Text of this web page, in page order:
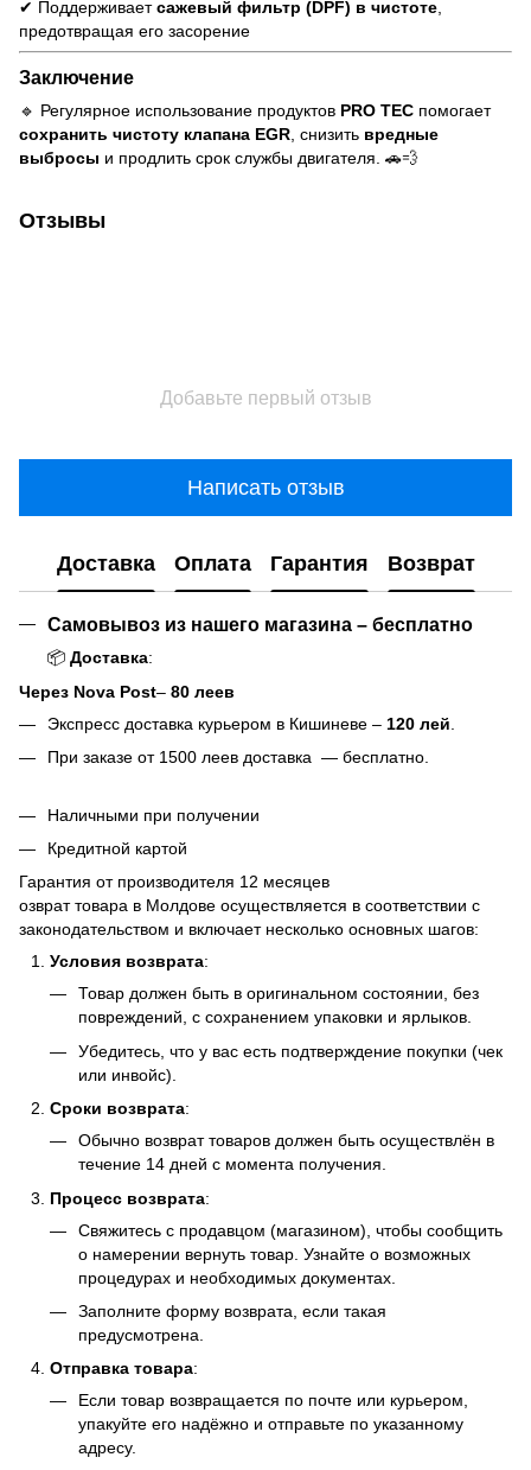
✔ Поддерживаетсажевый фильтр (DPF) в чистоте
предотвращая его засорение
Заключение
🔹 Регулярное использование продуктов PRO TEC помогает
сохранить чистоту клапана EGR, снизить вредные
выбросы и продлить срок службы двигателя. 🚗💨
Отзывы
Добавьте первый отзыв
Написать отзыв
Доставка Оплата Гарантия Возврат
Самовывоз из нашего магазина – бесплатно
📦 Доставка:
Через Nova Post– 80 леев
Экспресс доставка курьером в Кишиневе – 120 лей
При заказе от 1500 леев доставка — бесплатно.
Наличными при получении
Кредитной картой
Гарантия от производителя 12 месяцев
озврат товара в Молдове осуществляется в соответствии с
законодательством и включает несколько основных шагов:
Условия возврата:
Товар должен быть в оригинальном состоянии, без
повреждений, с сохранением упаковки и ярлыков.
Убедитесь, что у вас есть подтверждение покупки (чек
или инвойс).
Сроки возврата:
Обычно возврат товаров должен быть осуществлён в
течение 14 дней с момента получения.
Процесс возврата:
Свяжитесь с продавцом (магазином), чтобы сообщить
о намерении вернуть товар. Узнайте о возможных
процедурах и необходимых документах.
Заполните форму возврата, если такая
предусмотрена.
Отправка товара:
Если товар возвращается по почте или курьером,
упакуйте его надёжно и отправьте по указанному
адресу.